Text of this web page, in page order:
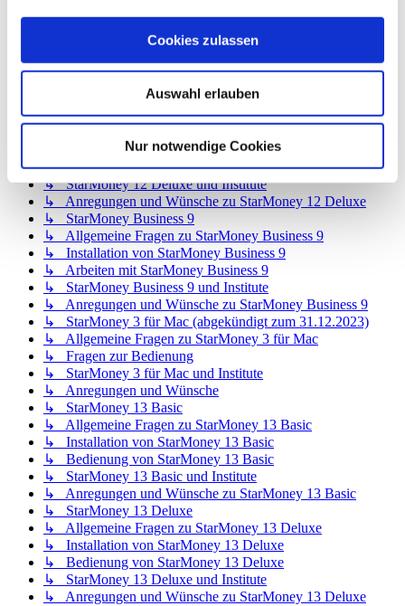
Cookies zulassen
Auswahl erlauben
Nur notwendige Cookies
↳ Installation von StarMoney 12 Basic
↳ Bedienung von StarMoney 12 Basic
↳ Anregungen und Wünsche zu StarMoney 12 Basic
↳ StarMoney 12 Deluxe
↳ Installation von StarMoney 12 Deluxe
↳ Bedienung von StarMoney 12 Deluxe
↳ StarMoney 12 Deluxe und Institute
↳ Anregungen und Wünsche zu StarMoney 12 Deluxe
↳ StarMoney Business 9
↳ Allgemeine Fragen zu StarMoney Business 9
↳ Installation von StarMoney Business 9
↳ Arbeiten mit StarMoney Business 9
↳ StarMoney Business 9 und Institute
↳ Anregungen und Wünsche zu StarMoney Business 9
↳ StarMoney 3 für Mac (abgekündigt zum 31.12.2023)
↳ Allgemeine Fragen zu StarMoney 3 für Mac
↳ Fragen zur Bedienung
↳ StarMoney 3 für Mac und Institute
↳ Anregungen und Wünsche
↳ StarMoney 13 Basic
↳ Allgemeine Fragen zu StarMoney 13 Basic
↳ Installation von StarMoney 13 Basic
↳ Bedienung von StarMoney 13 Basic
↳ StarMoney 13 Basic und Institute
↳ Anregungen und Wünsche zu StarMoney 13 Basic
↳ StarMoney 13 Deluxe
↳ Allgemeine Fragen zu StarMoney 13 Deluxe
↳ Installation von StarMoney 13 Deluxe
↳ Bedienung von StarMoney 13 Deluxe
↳ StarMoney 13 Deluxe und Institute
↳ Anregungen und Wünsche zu StarMoney 13 Deluxe